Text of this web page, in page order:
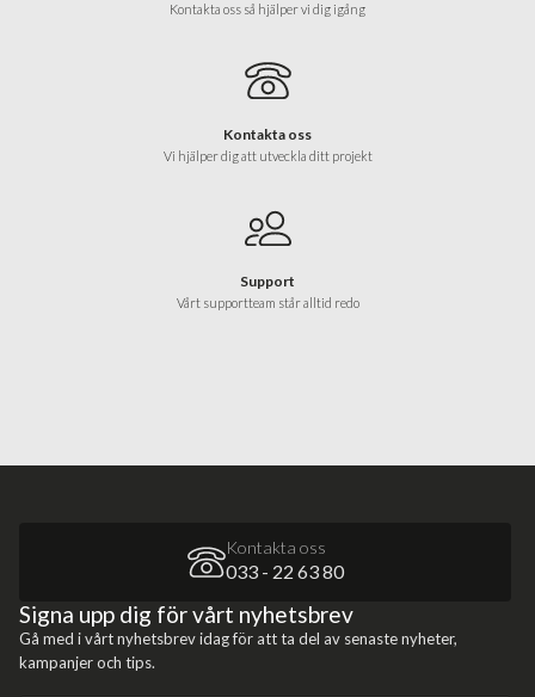
Kontakta oss så hjälper vi dig igång
Kontakta oss
Vi hjälper dig att utveckla ditt projekt
Support
Vårt supportteam står alltid redo
Kontakta oss
033 - 22 63 80
Signa upp dig för vårt nyhetsbrev
Gå med i vårt nyhetsbrev idag för att ta del av senaste nyheter,
kampanjer och tips.